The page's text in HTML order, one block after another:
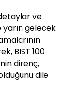
ve
yarın gelecek
BIST 100
direnç,
dile